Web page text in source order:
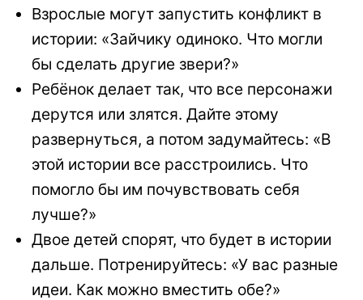
Взрослые могут запустить конфликт в
истории: «Зайчику одиноко. Что могли
бы сделать другие звери?»
Ребёнок делает так, что все персонажи
дерутся или злятся. Дайте этому
развернуться, а потом задумайтесь: «В
этой истории все расстроились. Что
помогло бы им почувствовать себя
лучше?»
Двое детей спорят, что будет в истории
дальше. Потренируйтесь: «У вас разные
идеи. Как можно вместить обе?»